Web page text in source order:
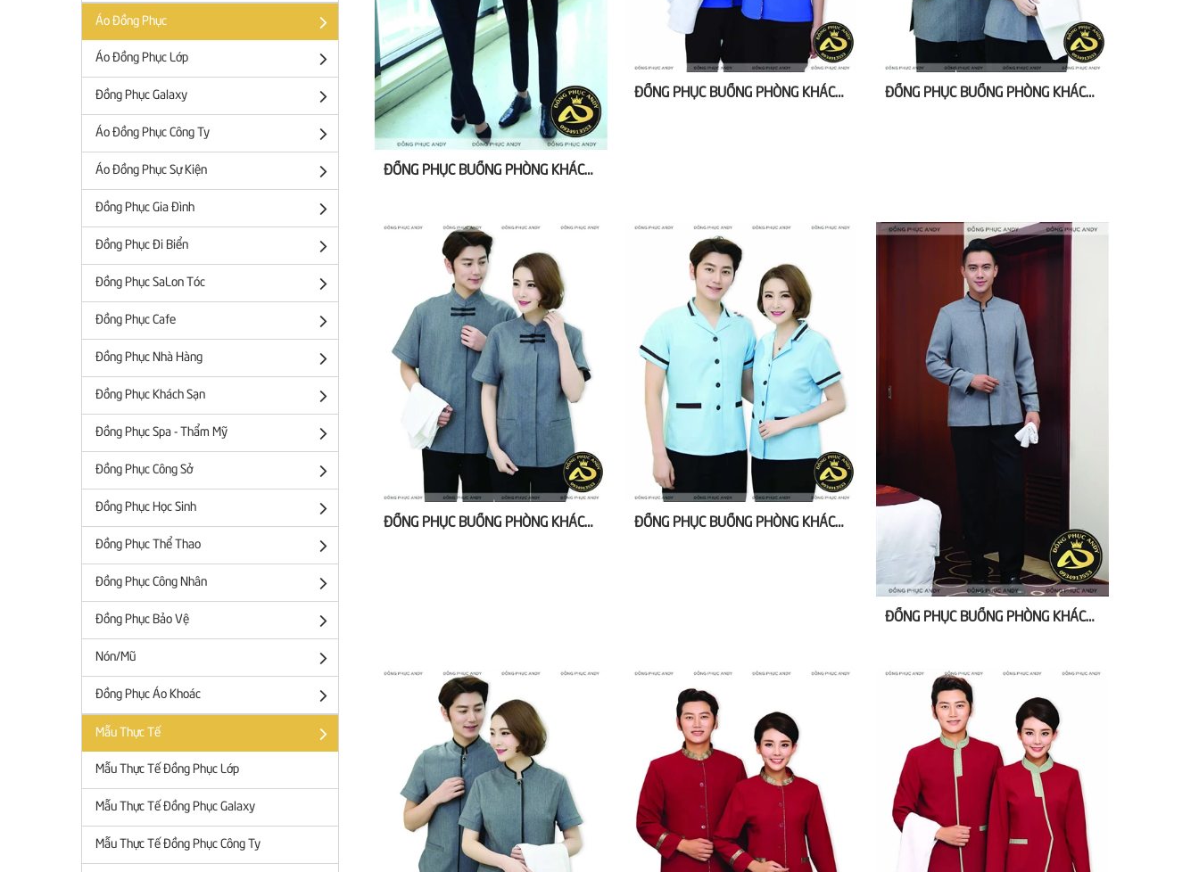
Áo Đồng Phục
Áo Đồng Phục Lớp
Đồng Phục Galaxy
Áo Đồng Phục Công Ty
Áo Đồng Phục Sự Kiện
Đồng Phục Gia Đình
Đồng Phục Đi Biển
Đồng Phục SaLon Tóc
Đồng Phục Cafe
Đồng Phục Nhà Hàng
Đồng Phục Khách Sạn
Đồng Phục Spa - Thẩm Mỹ
Đồng Phục Công Sở
Đồng Phục Học Sinh
Đồng Phục Thể Thao
Đồng Phục Công Nhân
Đồng Phục Bảo Vệ
Nón/Mũ
Đồng Phục Áo Khoác
Mẫu Thực Tế
Mẫu Thực Tế Đồng Phục Lớp
Mẫu Thực Tế Đồng Phục Galaxy
Mẫu Thực Tế Đồng Phục Công Ty
ĐỒNG PHỤC BUỒNG PHÒNG KHÁCH SẠN
ĐỒNG PHỤC BUỒNG PHÒNG KHÁCH SẠN BA SAO ĐỒNG PHỤC BUỒNG PHÒNG KHÁCH SẠN BỐN SAO
ĐỒNG PHỤC BUỒNG PHÒNG KHÁCH SẠN HAI SAO ĐỒNG PHỤC BUỒNG PHÒNG KHÁCH SẠN MỘT SAO
ĐỒNG PHỤC BUỒNG PHÒNG KHÁCH SẠN NĂM SAO